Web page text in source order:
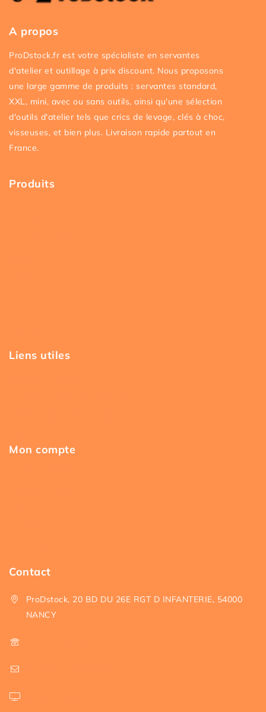
A propos
ProDstock.fr est votre spécialiste en servantes
d'atelier et outillage à prix discount. Nous proposons
une large gamme de produits : servantes standard,
XXL, mini, avec ou sans outils, ainsi qu'une sélection
d'outils d'atelier tels que crics de levage, clés à choc,
visseuses, et bien plus. Livraison rapide partout en
France.
Produits
Liens utiles
Mon compte
Contact
ProDstock, 20 BD DU 26E RGT D INFANTERIE, 54000
NANCY